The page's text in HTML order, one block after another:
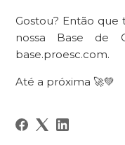
Gostou? Então que
nossa Base de
base.proesc.com.
Até a próxima 🚀💚